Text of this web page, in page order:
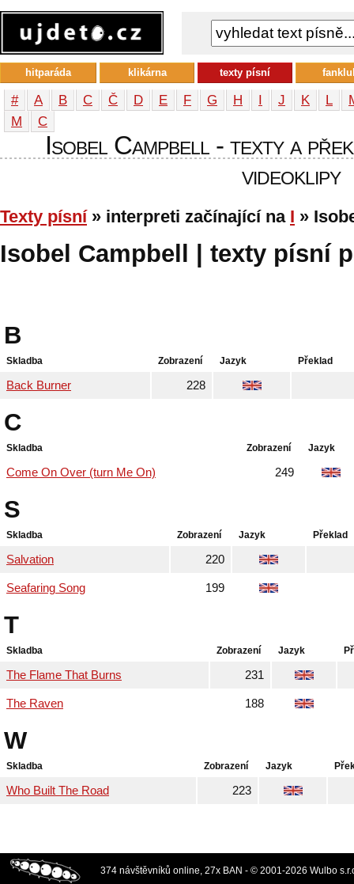
# A B C Č D E F G H I J K L
М
С
Isobel Campbell - texty a
videoklipy
Texty písní» interpreti začínající na I »
Isobel Campbell | texty písní
B
Skladba Zobrazení Jazyk Překlad
Back Burner 228
C
Skladba Zobrazení Jazyk
Come On Over (turn Me On) 249
S
Skladba Zobrazení Jazyk Překlad
Salvation 220
Seafaring Song 199
T
Skladba Zobrazení Jazyk
The Flame That Burns 231
The Raven 188
W
Skladba Zobrazení Jazyk
Who Built The Road 223
hitparáda klikárna texty písní
374 návštěvníků online, 27x BAN - © 2001-2026 Wulbo